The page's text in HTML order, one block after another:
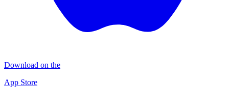
Download on the
App Store